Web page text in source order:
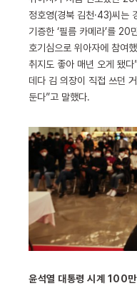
정호영(경북 김천·43)씨는
기증한 ‘필름 카메라’를 20
호기심으로 위아자에 참여
취지도 좋아 매년 오게 됐
데다 김 의장이 직접 쓰던
둔다”고 말했다.
윤석열 대통령 시계 100